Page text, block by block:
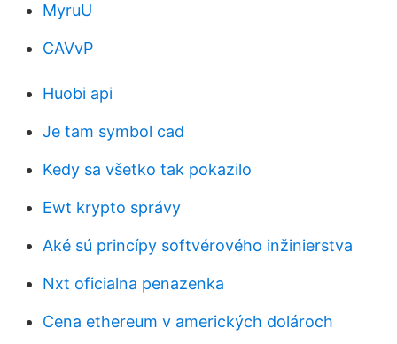
MyruU
CAVvP
Huobi api
Je tam symbol cad
Kedy sa všetko tak pokazilo
Ewt krypto správy
Aké sú princípy softvérového inžinierstva
Nxt oficialna penazenka
Cena ethereum v amerických dolároch